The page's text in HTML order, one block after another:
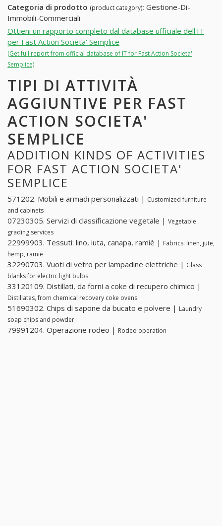
Categoria di prodotto (product category): Gestione-Di-
Immobili-Commerciali
Ottieni un rapporto completo dal database ufficiale dell'IT
per Fast Action Societa' Semplice
(Get full report from official database of IT for Fast Action Societa'
Semplice)
TIPI DI ATTIVITÀ
AGGIUNTIVE PER FAST
ACTION SOCIETA'
SEMPLICE
ADDITION KINDS OF ACTIVITIES
FOR FAST ACTION SOCIETA'
SEMPLICE
571202. Mobili e armadi personalizzati | Customized furniture
and cabinets
07230305. Servizi di classificazione vegetale | Vegetable
grading services
22999903. Tessuti: lino, iuta, canapa, ramiè | Fabrics: linen, jute,
hemp, ramie
32290703. Vuoti di vetro per lampadine elettriche | Glass
blanks for electric light bulbs
33120109. Distillati, da forni a coke di recupero chimico |
Distillates, from chemical recovery coke ovens
51690302. Chips di sapone da bucato e polvere | Laundry
soap chips and powder
79991204. Operazione rodeo | Rodeo operation